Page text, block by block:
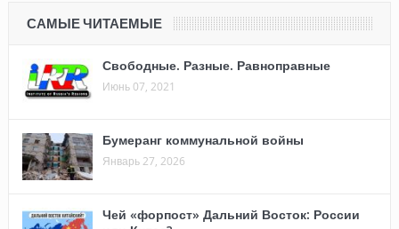
САМЫЕ ЧИТАЕМЫЕ
Свободные. Разные. Равноправные
Июнь 07, 2021
Бумеранг коммунальной войны
Январь 27, 2026
Чей «форпост» Дальний Восток: России